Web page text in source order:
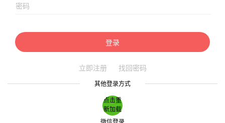
登录
立即注册 找回密码
其他登录方式
点击重
新加载
微信登录